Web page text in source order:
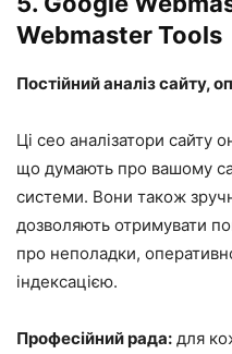
Webmaster Tools
Постійний аналіз сайту,
Ці сео аналізатори сайту
що думають про вашому
системи. Вони також
дозволяють отримувати
про неполадки,
індексацією.
Професійний рада: для